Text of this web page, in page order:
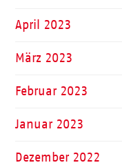
April 2023
März 2023
Februar 2023
Januar 2023
Dezember 2022